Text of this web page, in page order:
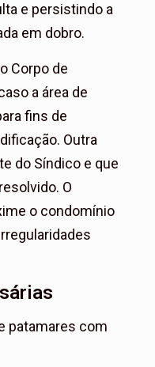
e persistindo a
em dobro.
Corpo de
a área de
fins de
Outra
do Síndico e que
O
o condomínio
patamares com